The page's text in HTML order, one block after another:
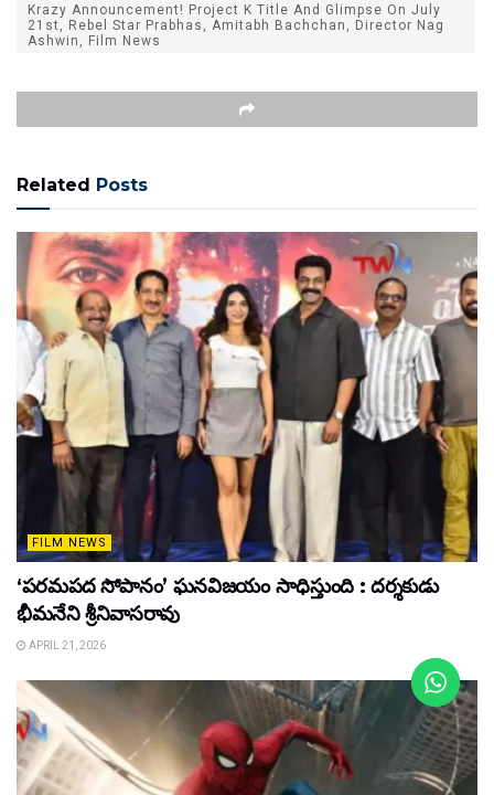
Krazy Announcement! Project K Title And Glimpse On July
21st, Rebel Star Prabhas, Amitabh Bachchan, Director Nag
Ashwin, Film News
Related Posts
FILM NEWS
‘పరమపద సోపానం’ ఘనవిజయం సాధిస్తుంది : దర్శకుడు
భీమనేని శ్రీనివాసరావు
APRIL 21, 2026